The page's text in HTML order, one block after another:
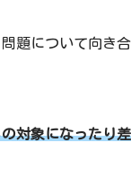
題について向き
対象になったり